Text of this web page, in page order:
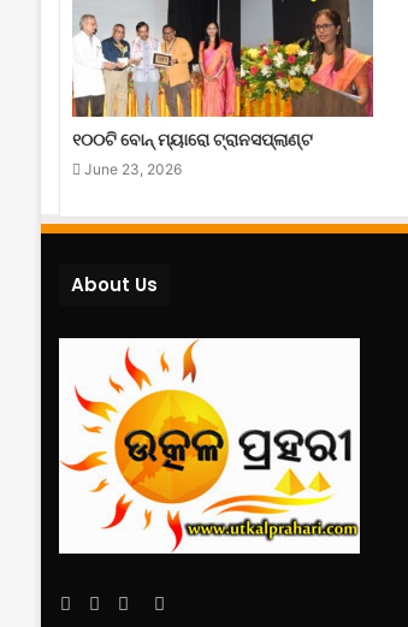
୧୦୦ଟି ବୋନ୍ ମ୍ୟାରୋ ଟ୍ରାନସପ୍ଲାଣ୍ଟ
June 23, 2026
About Us
Facebook
TwitterYouTube